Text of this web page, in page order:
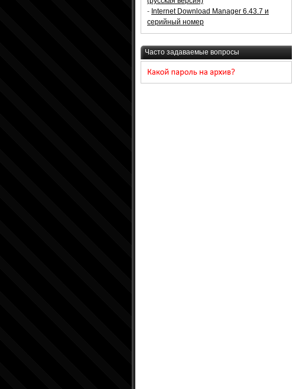
- Internet Download Manager 6.43.7 и
серийный номер
Часто задаваемые вопросы